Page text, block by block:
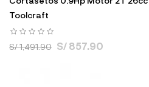
Toolcraft
S/ 1,491.90 S/ 857.90